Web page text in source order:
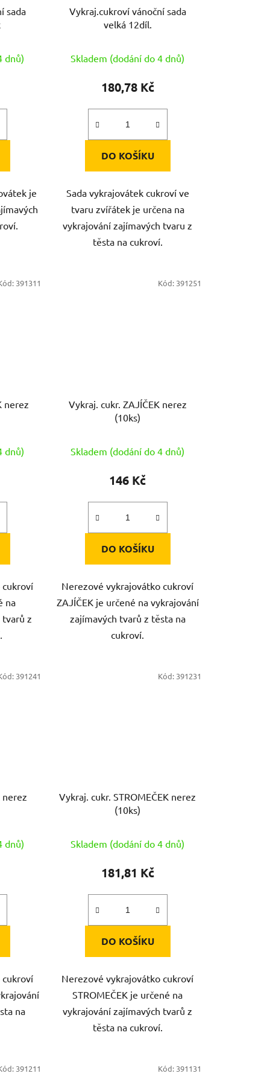
sada
dnů)
je
Vykraj.cukroví vánoční sada
velká 12díl.
Skladem (dodání do 4 dnů)
180,78 Kč
DO KOŠÍKU
Sada vykrajovátek cukroví ve
tvaru zvířátek je určena na
vykrajování zajímavých tvaru z
těsta na cukroví.
dnů)
na
tvarů z
391311
Vykraj. cukr. ZAJÍČEK nerez
(10ks)
Skladem (dodání do 4 dnů)
146 Kč
DO KOŠÍKU
Nerezové vykrajovátko cukroví
ZAJÍČEK je určené na vykrajování
zajímavých tvarů z těsta na
cukroví.
Kód: 391251
nerez
dnů)
na
391241
Vykraj. cukr. STROMEČEK nerez
(10ks)
Skladem (dodání do 4 dnů)
181,81 Kč
DO KOŠÍKU
Nerezové vykrajovátko cukroví
STROMEČEK je určené na
vykrajování zajímavých tvarů z
těsta na cukroví.
Kód: 391231
391211 Kód: 391131